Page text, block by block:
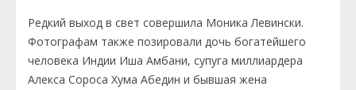
Редкий выход в свет совершила Моника Левински.
Фотографам также позировали дочь богатейшего
человека Индии Иша Амбани, супуга миллиардера
Алекса Сороса Хума Абедин и бывшая жена